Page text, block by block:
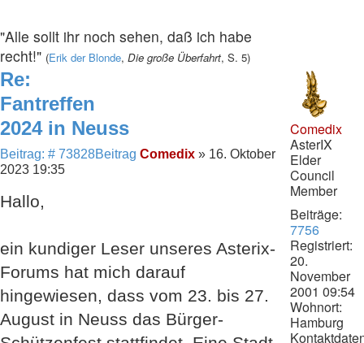
"Alle sollt ihr noch sehen, daß ich habe
recht!" (Erik der Blonde, Die große Überfahrt, S. 5)
Re:
Fantreffen
2024 in Neuss
Beitrag: # 73828Beitrag Comedix » 16. Oktober
2023 19:35
Hallo,
ein kundiger Leser unseres Asterix-
Forums hat mich darauf
hingewiesen, dass vom 23. bis 27.
August in Neuss das Bürger-
Comedix
AsterIX
Elder
Council
Member
Beiträge:
7756
Registriert:
20.
November
2001 09:54
Wohnort:
Hamburg